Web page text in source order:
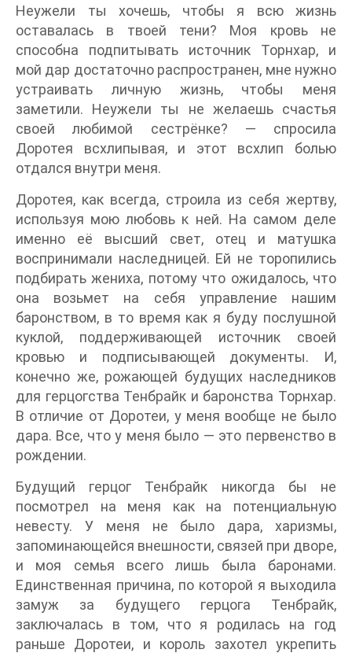
Неужели ты хочешь, чтобы я всю жизнь
оставалась в твоей тени? Моя кровь не
способна подпитывать источник Торнхар, и
мой дар достаточно распространен, мне нужно
устраивать личную жизнь, чтобы меня
заметили. Неужели ты не желаешь счастья
своей любимой сестрёнке? — спросила
Доротея всхлипывая, и этот всхлип болью
отдался внутри меня.
Доротея, как всегда, строила из себя жертву,
используя мою любовь к ней. На самом деле
именно её высший свет, отец и матушка
воспринимали наследницей. Ей не торопились
подбирать жениха, потому что ожидалось, что
она возьмет на себя управление нашим
баронством, в то время как я буду послушной
куклой, поддерживающей источник своей
кровью и подписывающей документы. И,
конечно же, рожающей будущих наследников
для герцогства Тенбрайк и баронства Торнхар.
В отличие от Доротеи, у меня вообще не было
дара. Все, что у меня было — это первенство в
рождении.
Будущий герцог Тенбрайк никогда бы не
посмотрел на меня как на потенциальную
невесту. У меня не было дара, харизмы,
запоминающейся внешности, связей при дворе,
и моя семья всего лишь была баронами.
Единственная причина, по которой я выходила
замуж за будущего герцога Тенбрайк,
заключалась в том, что я родилась на год
раньше Доротеи, и король захотел укрепить